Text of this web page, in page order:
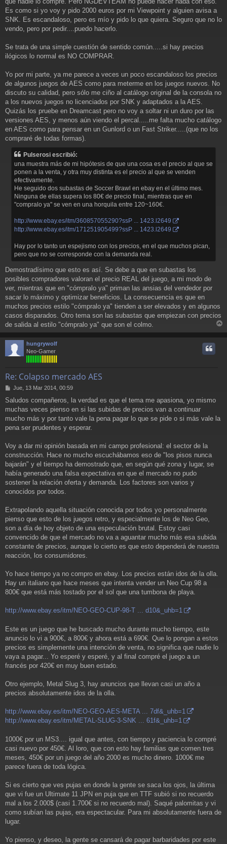
Es como si yo voy y pido 2000 euros por mi Viewpoint y alguien avisa a
SNK. Es escandaloso, pero es mío y pido lo que quiera. Seguro que no lo
vendo, pero por pedir....puedo hacerlo.
Se trata de una simple cuestión de sentido común.....si hay precios
ilógicos lo normal es NO COMPRAR.
Yo por mi parte, ya me parece a veces un poco escandaloso los precios
de algunos juegos de AES como para meterme en los juegos nuevos. No
discuto su calidad, pero sólo me ciño al catálogo original de la consola no
a los nuevos juegos no licenciados por SNK y adaptados a la AES.
Quizás los pruebe en Dreamcast pero no voy a soltar ni un duro por las
versiones AES, y menos aún viendo el percal.....me falta mucho catálogo
en AES como para pensar en un Gunlord o un Fast Striker.....(que no los
compraré de todas formas).
Pulserosi escribió:
una muestra más de mi hipótesis de que una cosa es el precio al que se
ponen a la venta, y otra muy distinta es el precio al que se venden
efectivamente.
He seguido dos subastas de Soccer Brawl en ebay en el último mes.
Ninguna de ellas supera los 80€ de precio final, mientras que en
"compralo ya" se ven en una horquila entre 120~160€.
http://www.ebay.es/itm/360857055290?ssP ... 1423.l2649
http://www.ebay.es/itm/171251905499?ssP ... 1423.l2649
Hay por lo tanto un espejismo con los precios, en el que muchos pican,
pero que no se corresponde con la demanda real.
Demostradísimo que esto es así. Se debe a que en subastas los
posibles compradores valoran el precio REAL del juego, a mi modo de
ver, mientras que en "cómpralo ya" priman las ansias del vendedor por
sacar lo máximo y optimizar beneficios. La consecuencia es que en
muchos precios estilo "cómpralo ya" tienden a ser elevados y en algunos
casos disparados. Otro tema son las subastas que empiezan con precios
de salida al estilo "cómpralo ya" que son el colmo.
r
hungrywolf
Neo-Gamer
Re: Colapso mercado AES
M
n
s
a
j
Jue, 13 Mar 2014, 00:59
Saludos compañeros, la verdad es que el tema me apasiona, yo mismo
muchas veces pienso en si las subidas de precios van a continuar
mucho más y por tanto vale la pena pagar lo que se pide o si más vale la
pena ser prudentes y esperar.
Voy a dar mi opinión basada en mi campo profesional: el sector de la
construcción. Hace no mucho escuchábamos eso de "los pisos nunca
bajarán" y el tiempo ha demostrado que, en según qué zona y lugar, se
había generado una falsa expectativa en que el mercado no pudo
sostener la relación oferta y demanda. Los factores son varios y
conocidos por todos.
Extrapolando aquella situación conocida por todos yo personalmente
pienso que esto de los juegos retro, y especialmente los de Neo Geo,
son a día de hoy objeto de una especulación brutal. Estoy casi
convencido de que el mercado no va a aguantar mucho más esa subida
constante de precios, aunque lo cierto es que esto dependerá de nuestra
reacción, los consumidores.
Yo hace tiempo ya no compro en ebay. Los precios están idos de la olla.
Hay un italiano que hace meses que intenta vender un Neo Cup 98 a
800€ que está más tostado por el sol que una tumbona de playa.
http://www.ebay.es/itm/NEO-GEO-CUP-98-T ... d10&_uhb=1
Este es un juego que he buscado mucho durante mucho tiempo, este
anuncio lo vi a 900€, a 800€ y ahora está a 690€. Que lo pongan a estos
precios es simplemente una intención de venta, no significa que nadie lo
vaya a pagar... Yo esperé y esperé, y al final compré el juego a un
francés por 420€ en muy buen estado.
Otro ejemplo, Metal Slug 3, hay anuncios que llevan casi un año a
precios absolutamente idos de la olla.
http://www.ebay.es/itm/NEO-GEO-AES-META ... 7df&_uhb=1
http://www.ebay.es/itm/METAL-SLUG-3-SNK ... 61f&_uhb=1
1000€ por un MS3.... igual que antes, con tiempo y paciencia lo compré
casi nuevo por 450€. Al loro, que con esto hay familias que comen tres
meses, 450€ por un juego del año 2000 es mucho dinero. 1000€ me
parece fuera de toda lógica.
Si es cierto que ves pujas en donde la gente se saca los ojos, la última
que vi fue un Ultimate 11 JPN en puja que en TTF subió si no recuerdo
mal a los 2.000$ (casi 1.700€ si no recuerdo mal). Saqué palomitas y vi
como subían las pujas, era espectacular. Para mi absolutamente fuera de
lugar.
Yo pienso, y deseo, la gente se cansará de pagar barbaridades por este